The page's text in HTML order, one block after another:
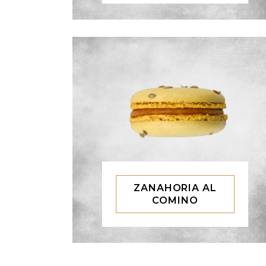
ZANAHORIA AL
COMINO